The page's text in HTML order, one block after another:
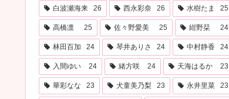
白波瀬海来 26 西永彩奈 26 水樹たま 25
高橋凛 25 佐々野愛美 25 紺野栞 24
林田百加 24 琴井ありさ 24 中村静香 24
入間ゆい 24 緒方咲 24 天海はるか 23
華彩なな 23 犬童美乃梨 23 永井里菜 23